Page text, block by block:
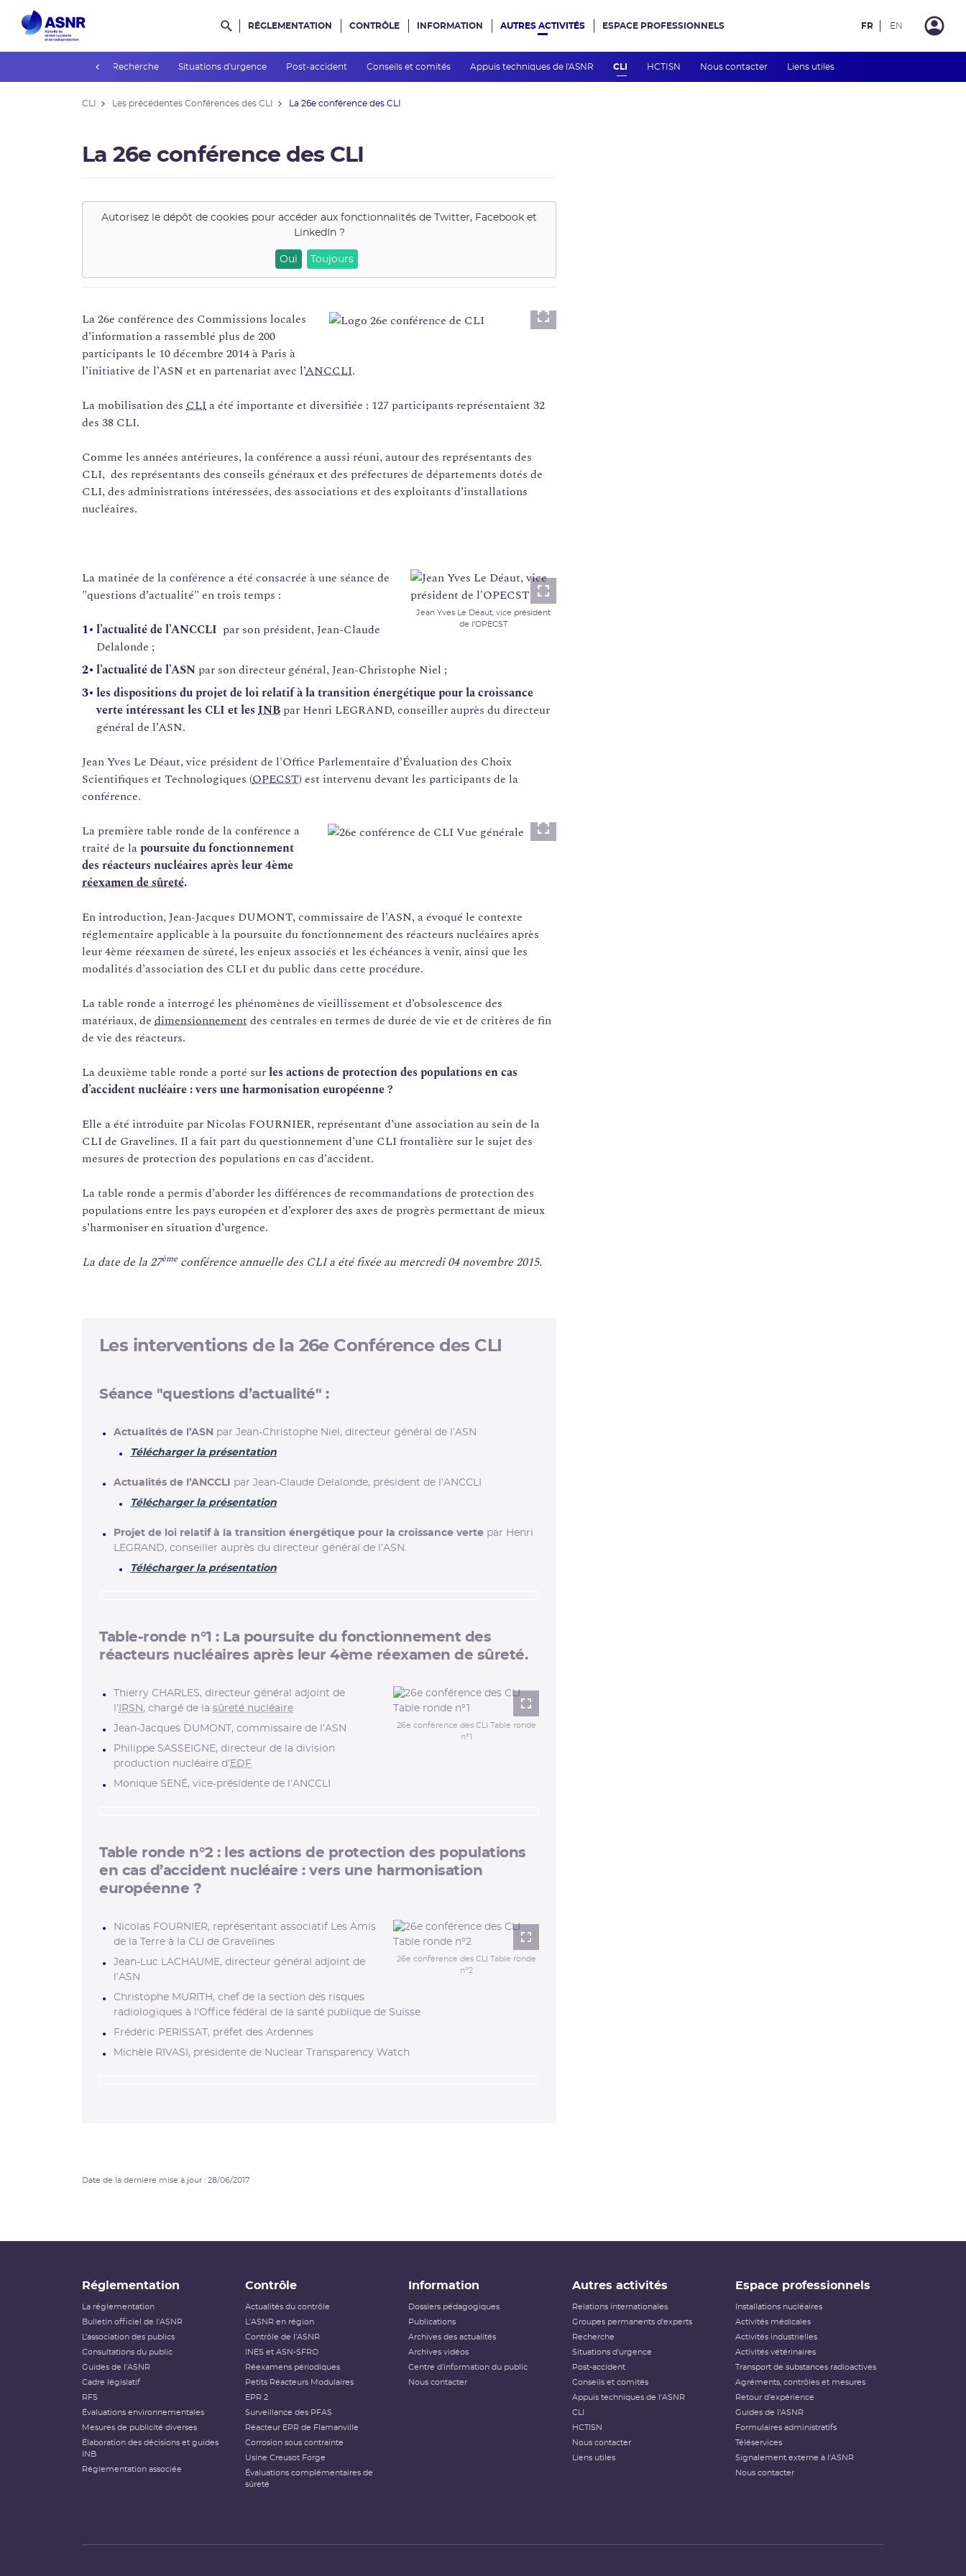
Rechercher dans le site
RÉGLEMENTATION CONTRÔLE INFORMATION AUTRES ACTIVITÉS
Recherche Situations d'urgence Post-accident Conseils et comités Appuis techniques de l'ASNR CLI HCTISN Nous contacter Liens utiles
ESPACE PROFESSIONNELS FR EN
CLI Les précédentes Conférences des CLI La 26e conférence des CLI
La 26e conférence des CLI
Autorisez le dépôt de cookies pour accéder aux fonctionnalités de
Twitter, Facebook et
LinkedIn?
Oui Toujours
Lightbox
La 26e conférence des Commissions locales
d’information a rassemblé plus de 200
participants le 10 décembre 2014 à Paris à
l’initiative de l’ASN et en partenariat avec l’ANCCLI.
La mobilisation des CLIa été importante et diversifiée : 127 participants représentaient 32
des 38 CLI.
Comme les années antérieures, la conférence a aussi réuni, autour des représentants des
CLI, des représentants des conseils généraux et des préfectures de départements dotés de
CLI, des administrations intéressées, des associations et des exploitants d’installations
nucléaires.
Lightbox
Jean Yves Le Déaut, vice président
de l'OPECST
La matinée de la conférence a été consacrée à une séance de
"questions d’actualité" en trois temps :
l’actualité de l’ANCCLI par son président, Jean-Claude
Delalonde ;
l’actualité de l’ASN par son directeur général, Jean-Christophe Niel ;
les dispositions du projet de loi relatif à la transition énergétique pour la croissance
verte intéressant les CLI et les INB par Henri LEGRAND, conseiller auprès du directeur
général de l’ASN.
Jean Yves Le Déaut, vice président de l'Office Parlementaire d’Évaluation des Choix
Scientifiques et Technologiques (OPECST) est intervenu devant les participants de la
conférence.
Lightbox
La première table ronde de la conférence a
traité de lapoursuite du fonctionnement
des réacteurs nucléaires après leur 4ème
réexamen de sûreté.
En introduction, Jean-Jacques DUMONT, commissaire de l’ASN, a évoqué le contexte
réglementaire applicable à la poursuite du fonctionnement des réacteurs nucléaires après
leur 4ème réexamen de sûreté, les enjeux associés et les échéances à venir, ainsi que les
modalités d’association des CLI et du public dans cette procédure.
La table ronde a interrogé les phénomènes de vieillissement et d’obsolescence des
matériaux, de dimensionnement des centrales en termes de durée de vie et de critères de fin
de vie des réacteurs.
La deuxième table ronde a porté surles actions de protection des populations en cas
d’accident nucléaire : vers une harmonisation européenne ?
Elle a été introduite par Nicolas FOURNIER, représentant d’une association au sein de la
CLI de Gravelines. Il a fait part du questionnement d’une CLI frontalière sur le sujet des
mesures de protection des populations en cas d’accident.
La table ronde a permis d’aborder les différences de recommandations de protection des
populations entre les pays européen et d’explorer des axes de progrès permettant de mieux
s’harmoniser en situation d’urgence.
La date de la 27ème conférence annuelle des CLI a été fixée au mercredi 04 novembre 2015.
Les interventions de la 26e Conférence des CLI
Séance "questions d’actualité" :
Actualités de l’ASN par Jean-Christophe Niel, directeur général de l’ASN
Télécharger la présentation
Actualités de l’ANCCLI
par Jean-Claude Delalonde, président de l’ANCCLI
Télécharger la présentation
Projet de loi relatif à la transition énergétique pour la croissance verte par Henri
LEGRAND, conseiller auprès du directeur général de l’ASN.
Télécharger la présentation
Table-ronde n°1 : La poursuite du fonctionnement des
réacteurs nucléaires après leur 4ème réexamen de sûreté.
Lightbox
26e conférence des CLI Table ronde
n°1
Thierry CHARLES, directeur général adjoint de
l’ IRSN , chargé de la sûreté nucléaire
Jean-Jacques DUMONT, commissaire de l’ASN
Philippe SASSEIGNE, directeur de la division
production nucléaire d’ EDF
Monique SENÉ, vice-présidente de l’ANCCLI
Table ronde n°2 : les actions de protection des populations
en cas d’accident nucléaire : vers une harmonisation
européenne ?
Lightbox
26e conférence des CLI Table ronde
n°2
Nicolas FOURNIER, représentant associatif Les Amis
de la Terre à la CLI de Gravelines
Jean-Luc LACHAUME, directeur général adjoint de
l’ASN
Christophe MURITH, chef de la section des risques
radiologiques à l'Office fédéral de la santé publique de Suisse
Frédéric PERISSAT, préfet des Ardennes
Michèle RIVASI, présidente de Nuclear Transparency Watch
Date de la dernière mise à jour : 28/06/2017
Réglementation
La réglementation
Bulletin officiel de l'ASNR
L’association des publics
Consultations du public
Guides de l'ASNR
Cadre législatif
RFS
Évaluations environnementales
Mesures de publicité diverses
Élaboration des décisions et guides
INB
Réglementation associée
Contrôle
Actualités du contrôle
L'ASNR en région
Contrôle de l'ASNR
INES et ASN-SFRO
Réexamens périodiques
Petits Réacteurs Modulaires
EPR 2
Surveillance des PFAS
Réacteur EPR de Flamanville
Corrosion sous contrainte
Usine Creusot Forge
Évaluations complémentaires de
sûreté
Information
Dossiers pédagogiques
Publications
Archives des actualités
Archives vidéos
Centre d'information du public
Nous contacter
Autres activités
Relations internationales
Groupes permanents d'experts
Recherche
Situations d'urgence
Post-accident
Conseils et comités
Appuis techniques de l'ASNR
CLI
HCTISN
Nous contacter
Liens utiles
Espace professionnels
Installations nucléaires
Activités médicales
Activités industrielles
Activités vétérinaires
Transport de substances radioactives
Agréments, contrôles et mesures
Retour d'expérience
Guides de l'ASNR
Formulaires administratifs
Téléservices
Signalement externe à l'ASNR
Nous contacter